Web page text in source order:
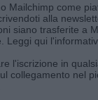
Mailchimp come
alla
siano trasferite a
Leggi qui
l'iscrizione in
collegamento nel